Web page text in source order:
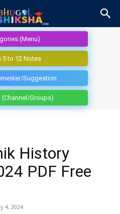
(Menu)
5 to 12 Notes
Suggestion
Groups)
History
PDF Free
4, 2024